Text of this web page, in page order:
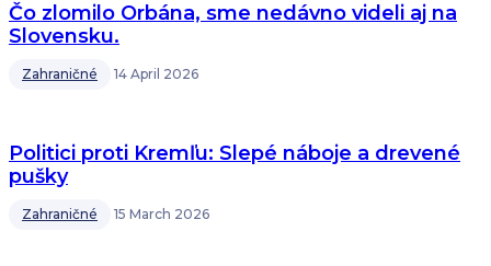
Čo zlomilo Orbána, sme nedávno videli aj na
Slovensku.
Zahraničné 14 April 2026
Politici proti Kremľu: Slepé náboje a drevené
pušky
Zahraničné 15 March 2026